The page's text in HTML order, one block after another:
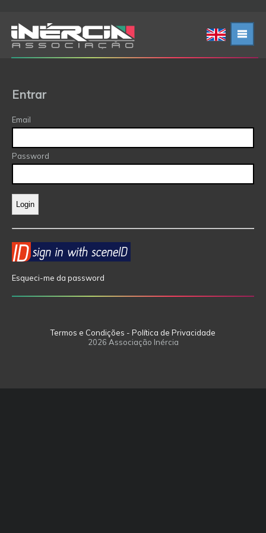
Entrar
Email
Password
Esqueci-me da password
Termos e Condições - Política de Privacidade
2026 Associação Inércia